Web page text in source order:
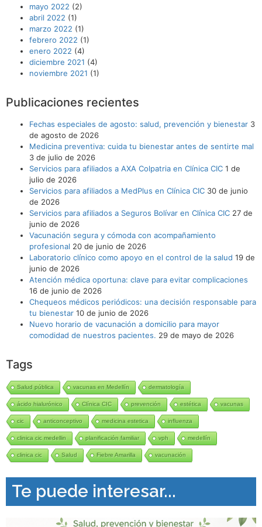
mayo 2022 (2)
abril 2022 (1)
marzo 2022 (1)
febrero 2022 (1)
enero 2022 (4)
diciembre 2021 (4)
noviembre 2021 (1)
Publicaciones recientes
Fechas especiales de agosto: salud, prevención y bienestar 3
de agosto de 2026
Medicina preventiva: cuida tu bienestar antes de sentirte mal
3 de julio de 2026
Servicios para afiliados a AXA Colpatria en Clínica CIC 1 de
julio de 2026
Servicios para afiliados a MedPlus en Clínica CIC 30 de junio
de 2026
Servicios para afiliados a Seguros Bolívar en Clínica CIC 27 de
junio de 2026
Vacunación segura y cómoda con acompañamiento
profesional 20 de junio de 2026
Laboratorio clínico como apoyo en el control de la salud 19 de
junio de 2026
Atención médica oportuna: clave para evitar complicaciones
16 de junio de 2026
Chequeos médicos periódicos: una decisión responsable para
tu bienestar 10 de junio de 2026
Nuevo horario de vacunación a domicilio para mayor
comodidad de nuestros pacientes. 29 de mayo de 2026
Tags
Salud pública vacunas en Medellín dermatología
ácido hialurónico Clínica CIC prevención estética vacunas
cic anticonceptivo medicina estetica influenza
clinica cic medellin planificación familiar vph medellín
clinica cic Salud Fiebre Amarilla vacunación
Te puede interesar...